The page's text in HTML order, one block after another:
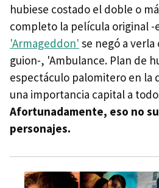
hubiese costado el doble o
completo la película original -
'Armageddon' se negó a
guion-, 'Ambulance. Plan de
espectáculo palomitero en la
una importancia capital a
Afortunadamente, eso no
personajes.